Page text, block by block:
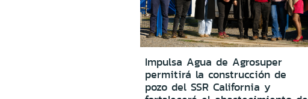
Impulsa Agua de Agrosuper
permitirá la construcción de
pozo del SSR California y